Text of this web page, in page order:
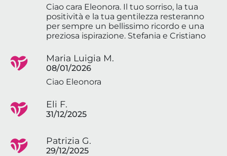
Ciao cara Eleonora. Il tuo sorriso, la tua
positività e la tua gentilezza resteranno
per sempre un bellissimo ricordo e una
preziosa ispirazione. Stefania e Cristiano
Maria Luigia M.
08/01/2026
Ciao Eleonora
Eli F.
31/12/2025
Patrizia G.
29/12/2025